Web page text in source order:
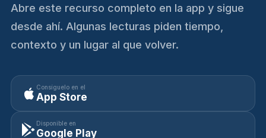
Abre este recurso completo en la app y sigue
desde ahí. Algunas lecturas piden tiempo,
contexto y un lugar al que volver.
Consíguelo en el
App Store
Disponible en
Google Play